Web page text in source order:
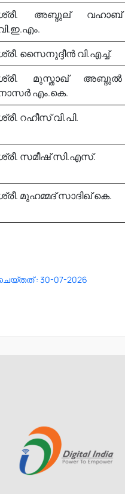
അബ്ദുല് വഹാബ്
സൈനുദ്ദീൻ വി.എച്ച്.
മുസ്താഖ് അബ്ദുൽ
എം.കെ.
റഹീസ് വി.പി.
സമീഷ് സി.എസ്.
മുഹമ്മദ് സാദിഖ് കെ.
: 30-07-2026